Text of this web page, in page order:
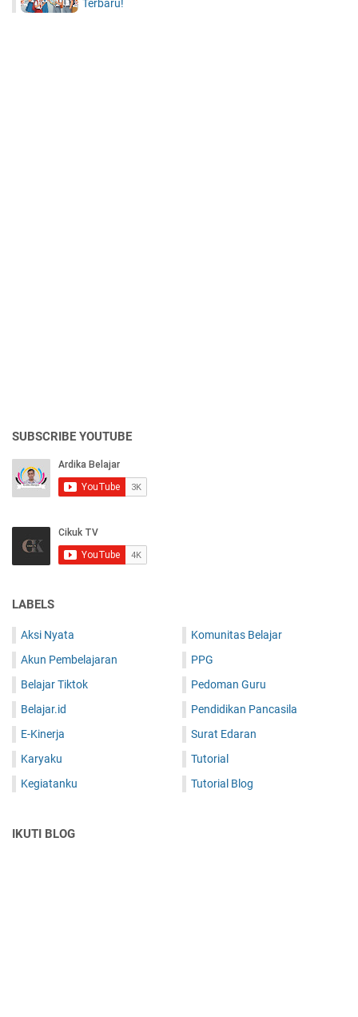
Terbaru!
SUBSCRIBE YOUTUBE
LABELS
Aksi Nyata
Akun Pembelajaran
Belajar Tiktok
Belajar.id
E-Kinerja
Karyaku
Kegiatanku
Komunitas Belajar
PPG
Pedoman Guru
Pendidikan Pancasila
Surat Edaran
Tutorial
Tutorial Blog
IKUTI BLOG